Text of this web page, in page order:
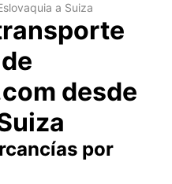
a Suiza
desde
por